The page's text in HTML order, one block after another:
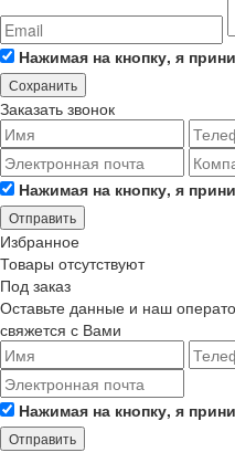
Нажимая на кнопку, я
Сохранить
Заказать звонок
Нажимая на кнопку, я
Отправить
Избранное
Товары отсутствуют
Под заказ
Оставьте данные и наш
свяжется с Вами
Нажимая на кнопку, я
Отправить